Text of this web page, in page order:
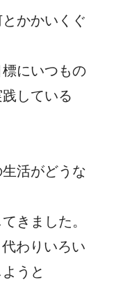
かかいくぐ
にいつもの
している
活がどうな
きました。
わりいろい
うと